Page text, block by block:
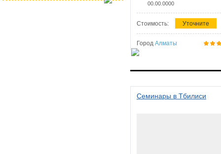
00.00.0000
Стоимость: Уточните
Город Алматы
Семинары в Тбилиси